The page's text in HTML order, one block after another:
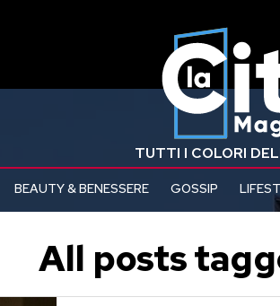
TUTTI I COLORI
BEAUTY & BENESSERE GOSSIP
All posts